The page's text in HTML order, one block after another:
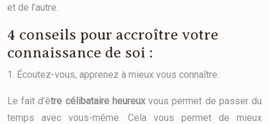
et de l’autre.
4 conseils pour accroître votre
connaissance de soi :
1. Écoutez-vous, apprenez à mieux vous connaître.
Le fait d’être célibataire heureuxvous permet de passer du
temps avec vous-même. Cela vous permet de mieux